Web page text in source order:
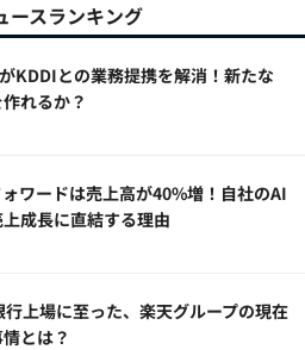
ースランキング
KDDIとの業務提携を解消！新たな
れるか？
ワードは売上高が40%増！自社のAI
成長に直結する理由
上場に至った、楽天グループの現在
とは？